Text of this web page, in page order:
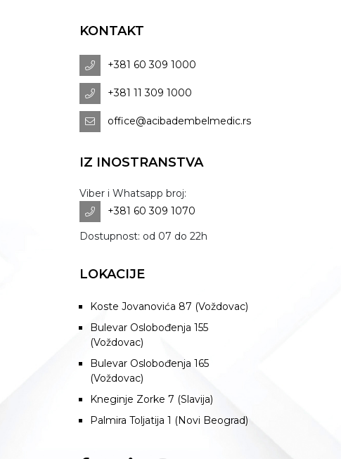
KONTAKT
+381 60 309 1000
+381 11 309 1000
office@acibadembelmedic.rs
IZ INOSTRANSTVA
Viber i Whatsapp broj:
+381 60 309 1070
Dostupnost: od 07 do 22h
LOKACIJE
Koste Jovanovića 87 (Voždovac)
Bulevar Oslobođenja 155
(Voždovac)
Bulevar Oslobođenja 165
(Voždovac)
Kneginje Zorke 7 (Slavija)
Palmira Toljatija 1 (Novi Beograd)